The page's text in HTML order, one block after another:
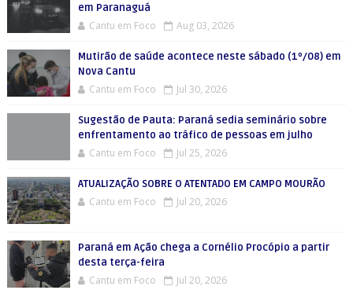
em Paranaguá
Cantu em Foco Aug 03, 2026
Mutirão de saúde acontece neste sábado (1º/08) em
Nova Cantu
Cantu em Foco Jul 30, 2026
Sugestão de Pauta: Paraná sedia seminário sobre
enfrentamento ao tráfico de pessoas em julho
Cantu em Foco Jul 25, 2026
ATUALIZAÇÃO SOBRE O ATENTADO EM CAMPO MOURÃO
Cantu em Foco Jul 20, 2026
Paraná em Ação chega a Cornélio Procópio a partir
desta terça-feira
Cantu em Foco Jul 20, 2026